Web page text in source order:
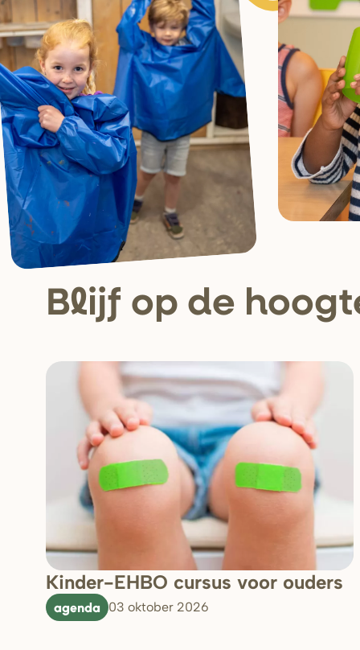
Blijf op de
Kinder-EHBO cursus voor ouders
agenda 03 oktober 2026